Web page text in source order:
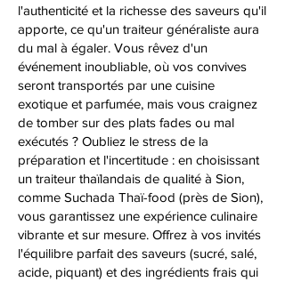
l'authenticité et la richesse des saveurs qu'il
apporte, ce qu'un traiteur généraliste aura
du mal à égaler. Vous rêvez d'un
événement inoubliable, où vos convives
seront transportés par une cuisine
exotique et parfumée, mais vous craignez
de tomber sur des plats fades ou mal
exécutés ? Oubliez le stress de la
préparation et l'incertitude : en choisissant
un traiteur thaïlandais de qualité à Sion,
comme Suchada Thaï-food (près de Sion),
vous garantissez une expérience culinaire
vibrante et sur mesure. Offrez à vos invités
l'équilibre parfait des saveurs (sucré, salé,
acide, piquant) et des ingrédients frais qui